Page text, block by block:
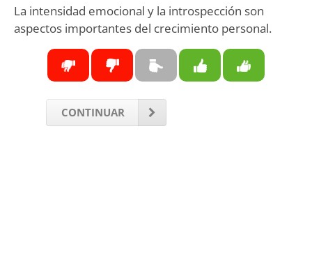
La intensidad emocional y la introspección son
aspectos importantes del crecimiento personal.
CONTINUAR